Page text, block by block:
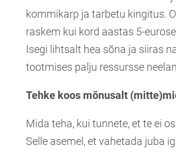
kommikarp ja tarbetu kingitus.
raskem kui kord aastas 5-
Isegi lihtsalt hea sõna ja siiras
tootmises palju ressursse
Tehke koos mõnusalt
Mida teha, kui tunnete, et te ei
Selle asemel, et vahetada juba